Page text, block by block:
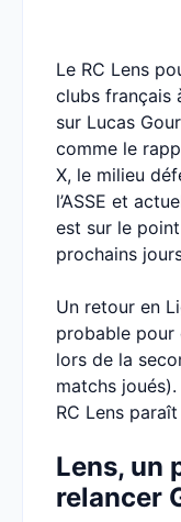
Le RC Lens
clubs français
sur Lucas
comme le
X, le milieu
l’ASSE et
est sur le
prochains
Un retour en
probable pour
lors de la
matchs
RC Lens
Lens, un
relancer